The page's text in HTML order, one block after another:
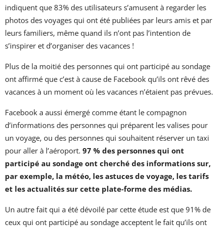
indiquent que 83% des utilisateurs s’amusent à regarder les
photos des voyages qui ont été publiées par leurs amis et par
leurs familiers, même quand ils n’ont pas l’intention de
s’inspirer et d’organiser des vacances !
Plus de la moitié des personnes qui ont participé au sondage
ont affirmé que c’est à cause de Facebook qu’ils ont rêvé des
vacances à un moment où les vacances n’étaient pas prévues.
Facebook a aussi émergé comme étant le compagnon
d’informations des personnes qui préparent les valises pour
un voyage, ou des personnes qui souhaitent réserver un taxi
pour aller à l’aéroport. 97 % des personnes qui ont
participé au sondage ont cherché des informations sur,
par exemple, la météo, les astuces de voyage, les tarifs
et les actualités sur cette plate-forme des médias.
Un autre fait qui a été dévoilé par cette étude est que 91% de
ceux qui ont participé au sondage acceptent le fait qu’ils ont